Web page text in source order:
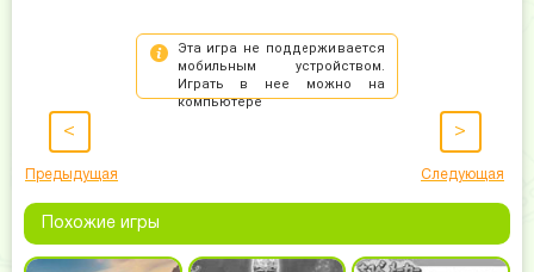
<
Предыдущая
>
Следующая
Похожие игры